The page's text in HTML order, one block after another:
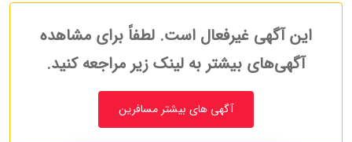
این آگهی غیرفعال است. لطفاً برای مشاهده
آگهی‌های بیشتر به لینک زیر مراجعه کنید.
آگهی های بیشتر مسافرین